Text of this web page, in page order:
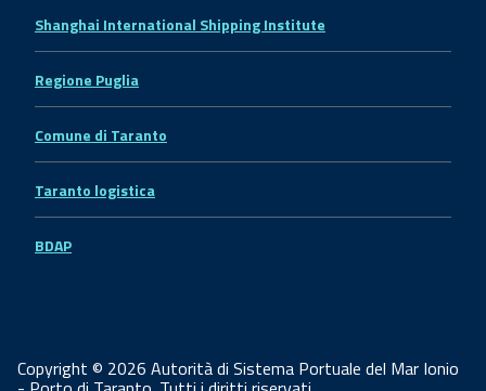
Shanghai International Shipping Institute
Regione Puglia
Comune di Taranto
Taranto logistica
BDAP
Copyright © 2026 Autorità di Sistema Portuale del Mar Ionio